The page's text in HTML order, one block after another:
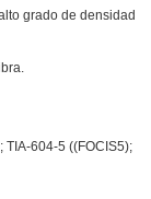
grado de densidad
TIA-604-5 ((FOCIS5);